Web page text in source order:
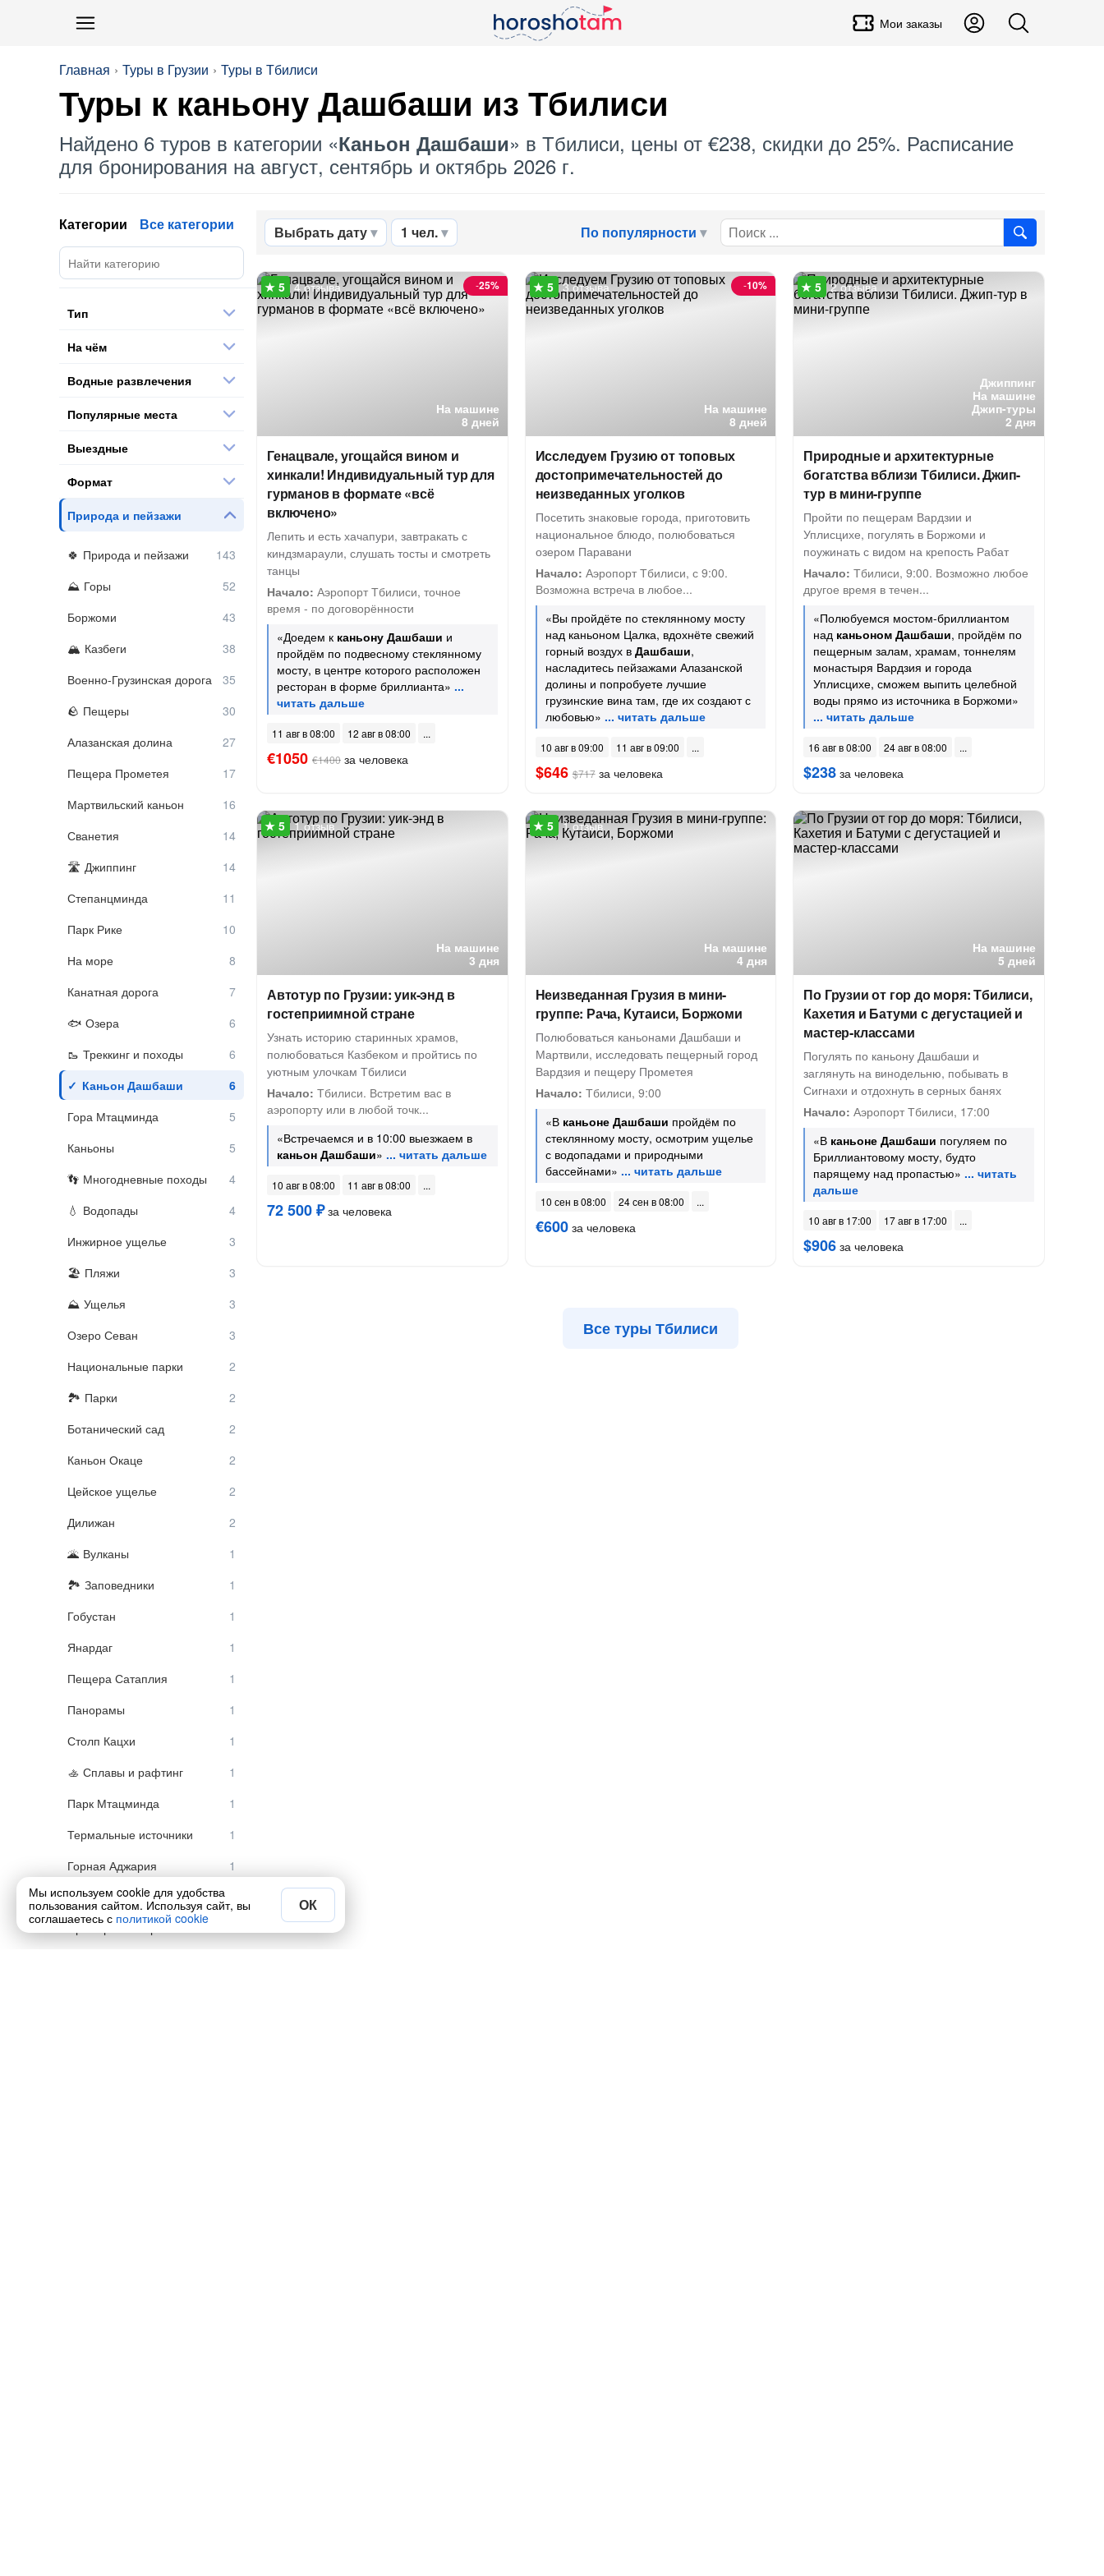
Мои заказы
Главная Туры в Грузии Туры в Тбилиси
Туры к каньону Дашбаши из Тбилиси
Найдено 6 туров в категории «Каньон Дашбаши» в Тбилиси, цены от €238, скидки до 25%. Расписание
для бронирования на август, сентябрь и октябрь 2026 г.
Выбрать дату 1 чел. По популярности
На машине
8 дней
-25%
4 отзыва
Генацвале, угощайся вином и
хинкали! Индивидуальный тур для
гурманов в формате «всё
включено»
Лепить и есть хачапури, завтракать с
киндзмараули, слушать тосты и смотреть
танцы
Начало: Аэропорт Тбилиси, точное
время - по договорённости
«Доедем к каньону Дашбаши и
пройдём по подвесному стеклянному
мосту, в центре которого расположен
ресторан в форме бриллианта»
11 авг в 08:00 12 авг в 08:00
€1050 €1400 за человека
На машине
8 дней
-10%
3 отзыва
Исследуем Грузию от топовых
достопримечательностей до
неизведанных уголков
Посетить знаковые города, приготовить
национальное блюдо, полюбоваться
озером Паравани
Начало: Аэропорт Тбилиси, с 9:00.
Возможна встреча в любое...
«Вы пройдёте по стеклянному мосту
над каньоном Цалка, вдохнёте свежий
горный воздух в Дашбаши,
насладитесь пейзажами Алазанской
долины и попробуете лучшие
грузинские вина там, где их создают с
любовью»
10 авг в 09:00 11 авг в 09:00
$646 $717за человека
Джиппинг
На машине
Джип-туры
2 дня
2 отзыва
Природные и архитектурные
богатства вблизи Тбилиси. Джип-
тур в мини-группе
Пройти по пещерам Вардзии и
Уплисцихе, погулять в Боржоми и
поужинать с видом на крепость Рабат
Начало: Тбилиси, 9:00. Возможно любое
другое время в течен...
«Полюбуемся мостом-бриллиантом
над каньоном Дашбаши, пройдём по
пещерным залам, храмам, тоннелям
монастыря Вардзия и города
Уплисцихе, сможем выпить целебной
воды прямо из источника в Боржоми»
16 авг в 08:00 24 авг в 08:00
$238 за человека
На машине
3 дня
1 отзыв
Автотур по Грузии: уик-энд в
гостеприимной стране
Узнать историю старинных храмов,
полюбоваться Казбеком и пройтись по
уютным улочкам Тбилиси
Начало: Тбилиси. Встретим вас в
аэропорту или в любой точк...
«Встречаемся и в 10:00 выезжаем в
каньон Дашбаши»
10 авг в 08:00 11 авг в 08:00
72 500 ₽за человека
На машине
4 дня
1 отзыв
Неизведанная Грузия в мини-
группе: Рача, Кутаиси, Боржоми
Полюбоваться каньонами Дашбаши и
Мартвили, исследовать пещерный город
Вардзия и пещеру Прометея
Начало: Тбилиси, 9:00
«В каньоне Дашбаши пройдём по
стеклянному мосту, осмотрим ущелье
с водопадами и природными
бассейнами»
10 сен в 08:00 24 сен в 08:00
€600за человека
На машине
5 дней
По Грузии от гор до моря: Тбилиси,
Кахетия и Батуми с дегустацией и
мастер-классами
Погулять по каньону Дашбаши и
заглянуть на винодельню, побывать в
Сигнахи и отдохнуть в серных банях
Начало: Аэропорт Тбилиси, 17:00
«В каньоне Дашбаши погуляем по
Бриллиантовому мосту, будто
парящему над пропастью»
10 авг в 17:00 17 авг в 17:00
$906 за человека
Все туры Тбилиси
Категории Все категории
Тип
На чём
Водные развлечения
Популярные места
Выездные
Формат
Природа и пейзажи
Природа и пейзажи
Горы
Боржоми
Казбеги
Военно-Грузинская дорога
Пещеры
Алазанская долина
Пещера Прометея
Мартвильский каньон
Сванетия
Джиппинг
Степанцминда
Парк Рике
На море
Канатная дорога
Озера
Треккинг и походы
Каньон Дашбаши
Гора Мтацминда
Каньоны
Многодневные походы
Водопады
Инжирное ущелье
Пляжи
Ущелья
Озеро Севан
Национальные парки
Парки
Ботанический сад
Каньон Окаце
Цейское ущелье
Дилижан
Вулканы
Заповедники
Гобустан
Янардаг
Пещера Сатаплия
Панорамы
Столп Кацхи
Сплавы и рафтинг
Парк Мтацминда
Термальные источники
Горная Аджария
Батумский бульвар
Приморский парк
Мы используем cookie для удобства
пользования сайтом. Используя сайт, вы
соглашаетесь с политикой cookie
ОК